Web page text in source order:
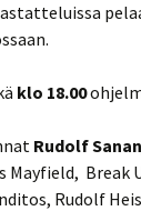
klo 18.00
Rudolf
Mayfield, Break
Rudolf